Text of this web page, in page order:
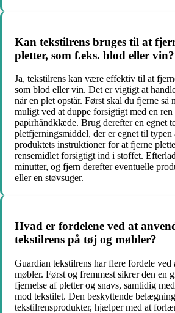
Kan tekstilrens bruges til at
pletter, som f.eks. blod eller vin?
Ja, tekstilrens kan være effektiv til at
som blod eller vin. Det er vigtigt at
når en plet opstår. Først skal du fjerne så
muligt ved at duppe forsigtigt med en
papirhåndklæde. Brug derefter en egnet
pletfjerningsmiddel, der er egnet til
produktets instruktioner for at fjerne
rensemidlet forsigtigt ind i stoffet.
minutter, og fjern derefter eventuelle
eller en støvsuger.
Hvad er fordelene ved at
tekstilrens på tøj og møbler?
Guardian tekstilrens har flere fordele ved
møbler. Først og fremmest sikrer den en
fjernelse af pletter og snavs, samtidig
mod tekstilet. Den beskyttende
tekstilrensprodukter, hjælper med at